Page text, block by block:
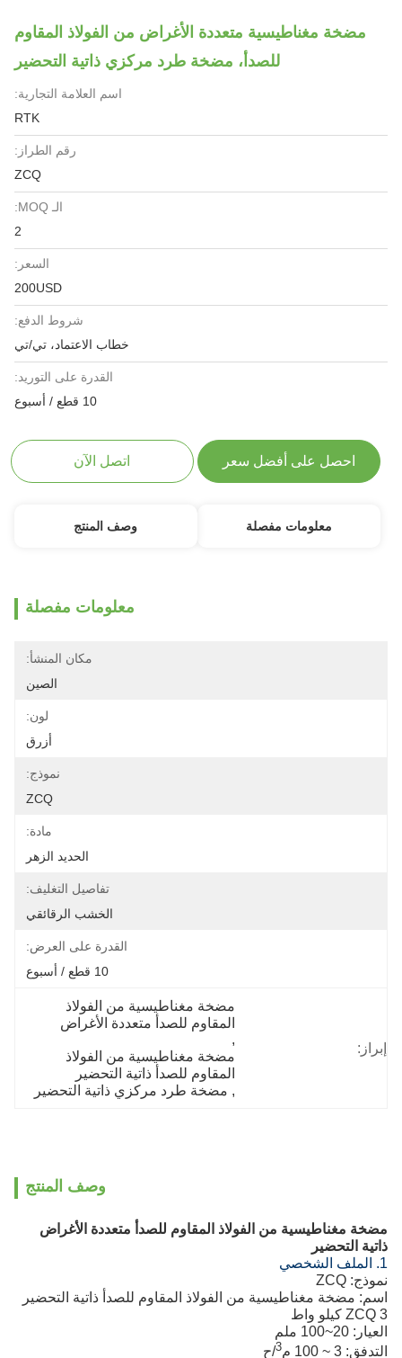
مضخة مغناطيسية متعددة الأغراض من الفولاذ المقاوم
للصدأ، مضخة طرد مركزي ذاتية التحضير
اسم العلامة التجارية:
RTK
رقم الطراز:
ZCQ
الـ MOQ:
2
السعر:
200USD
شروط الدفع:
خطاب الاعتماد، تي/تي
القدرة على التوريد:
10 قطع / أسبوع
احصل على أفضل سعر اتصل الآن
معلومات مفصلة وصف المنتج
معلومات مفصلة
مكان المنشأ:
الصين
لون:
أزرق
نموذج:
ZCQ
مادة:
الحديد الزهر
تفاصيل التغليف:
الخشب الرقائقي
القدرة على العرض:
10 قطع / أسبوع
إبراز:
المقاوم للصدأ متعددة الأغراض
,
المقاوم للصدأ ذاتية التحضير
, مضخة طرد مركزي ذاتية التحضير
وصف المنتج
مضخة مغناطيسية من الفولاذ المقاوم للصدأ متعددة الأغراض
ذاتية التحضير
1. الملف الشخصي
نموذج: ZCQ
اسم: مضخة مغناطيسية من الفولاذ المقاوم للصدأ ذاتية التحضير
ZCQ 3 كيلو واط
العيار: 20~100 ملم
التدفق: 3 ~ 100 م
3/ح